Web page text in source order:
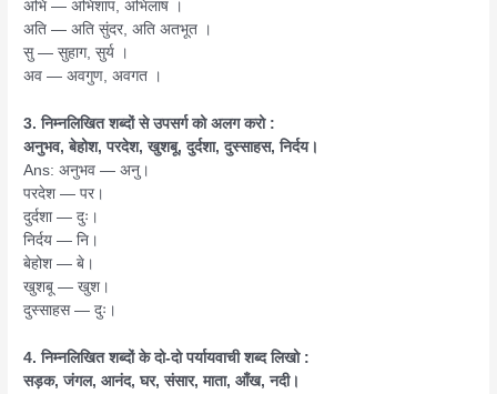
अभि — अभिशाप, अभिलाष ।
अति — अति सुंदर, अति अतभूत ।
सु — सुहाग, सुर्य ।
अव — अवगुण, अवगत ।
3. निम्नलिखित शब्दों से उपसर्ग को अलग करो :
अनुभव, बेहोश, परदेश, खुशबू, दुर्दशा, दुस्साहस, निर्दय।
Ans: अनुभव — अनु।
परदेश — पर।
दुर्दशा — दुः।
निर्दय — नि।
बेहोश — बे।
खुशबू — खुश।
दुस्साहस — दुः।
4. निम्नलिखित शब्दों के दो-दो पर्यायवाची शब्द लिखो :
सड़क, जंगल, आनंद, घर, संसार, माता, आँख, नदी।